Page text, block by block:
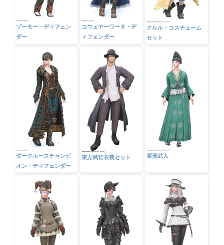
ゾーモー・ディフェン
ダー
ユウェヤーワータ・デ
ィフェンダー
クルル・コスチューム
セット
ダークホースチャンピ
オン・ディフェンダー
東方武官衣装セット 紫洲武人